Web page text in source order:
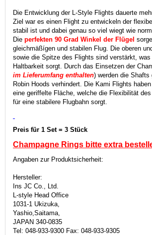
Die Entwicklung der L-Style Flights dauerte
Ziel war es einen Flight zu entwickeln der
stabil ist und dabei genau so viel wiegt wie
Die perfekten 90 Grad Winkel der Flügel
gleichmäßígen und stabilen Flug. Die oberen
sowie die Spitze des Flights sind verstärkt, was
Haltbarkeit sorgt. Durch das Einsetzen der
im Lieferumfang enthalten) werden die Shafts
Robin Hoods verhindert. Die Kami Flights
eine geriffelte Fläche, welche die Flexibilität
für eine stabilere Flugbahn sorgt.
Preis für 1 Set = 3 Stück
Champagne Rings bitte extra
Angaben zur Produktsicherheit:
Hersteller:
Ins JC Co., Ltd.
L-style Head Office
1031-1 Ukizuka,
Yashio,Saitama,
JAPAN 340-0835
Tel: 048-933-9300 Fax: 048-933-9305